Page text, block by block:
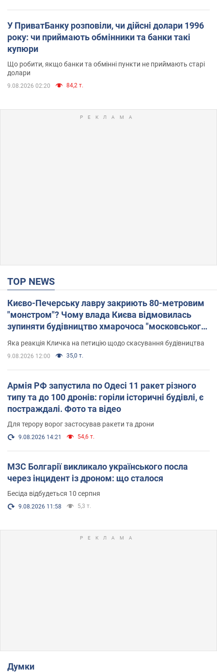
У ПриватБанку розповіли, чи дійсні долари 1996
року: чи приймають обмінники та банки такі
купюри
Що робити, якщо банки та обмінні пункти не приймають старі
долари
9.08.2026 02:20 84,2 т.
TOP NEWS
Києво-Печерську лавру закриють 80-метровим
"монстром"? Чому влада Києва відмовилась
зупиняти будівництво хмарочоса "московського
вірянина"
Яка реакція Кличка на петицію щодо скасування будівництва
9.08.2026 12:00 35,0 т.
Армія РФ запустила по Одесі 11 ракет різного
типу та до 100 дронів: горіли історичні будівлі, є
постраждалі. Фото та відео
Для терору ворог застосував ракети та дрони
9.08.2026 14:21 54,6 т.
МЗС Болгарії викликало українського посла
через інцидент із дроном: що сталося
Бесіда відбудеться 10 серпня
9.08.2026 11:58 5,3 т.
Думки